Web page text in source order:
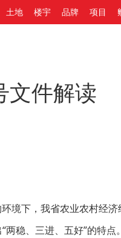
土地 楼宇 品牌 项目
文件解读
境下，我省农业农村经
两稳、三进、五好”的特